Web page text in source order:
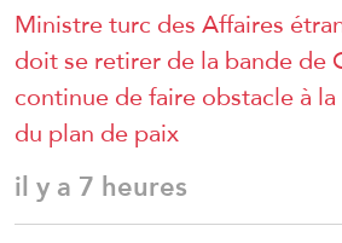
Ministre turc des Affaires
doit se retirer de la bande de
continue de faire obstacle à
du plan de paix
il y a 7 heures